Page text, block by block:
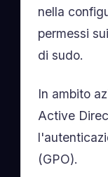
nella
permessi
di sudo.
In ambito
Active
(GPO).